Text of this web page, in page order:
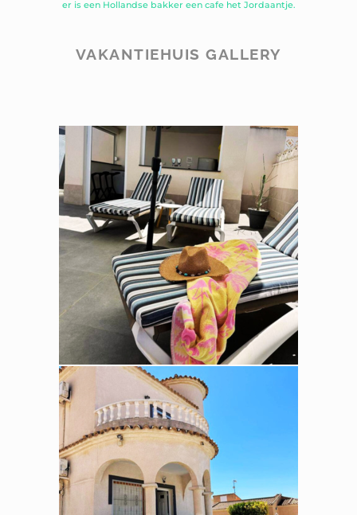
er is een Hollandse bakker een cafe het Jordaantje.
VAKANTIEHUIS GALLERY